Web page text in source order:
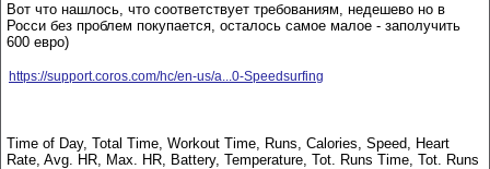
Вот что нашлось, что соответствует требованиям, недешево но в
Росси без проблем покупается, осталось самое малое - заполучить
600 евро)
https://support.coros.com/hc/en-us/a...0-Speedsurfing
Time of Day, Total Time, Workout Time, Runs, Calories, Speed, Heart
Rate, Avg. HR, Max. HR, Battery, Temperature, Tot. Runs Time, Tot. Runs